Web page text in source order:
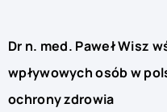
Dr n. med. Paweł Wisz
wpływowych osób w
ochrony zdrowia